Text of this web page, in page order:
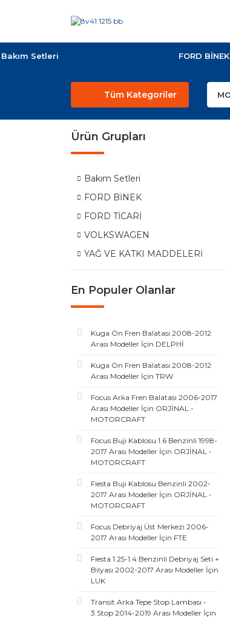
Bakım Setleri FORD BİNEK
Tüm Kategoriler
Ürün Grupları
Bakım Setleri
FORD BİNEK
FORD TİCARİ
VOLKSWAGEN
YAĞ VE KATKI MADDELERİ
En Populer Olanlar
Kuga Ön Fren Balatası 2008-2012
Arası Modeller İçin DELPHİ
Kuga Ön Fren Balatası 2008-2012
Arası Modeller İçin TRW
Focus Arka Fren Balatası 2006-2017
Arası Modeller İçin ORJİNAL -
MOTORCRAFT
Focus Buji Kablosu 1.6 Benzinli 1998-
2017 Arası Modeller İçin ORJİNAL -
MOTORCRAFT
Fiesta Buji Kablosu Benzinli 2002-
2017 Arası Modeller İçin ORJİNAL -
MOTORCRAFT
Focus Debriyaj Üst Merkezi 2006-
2017 Arası Modeller İçin FTE
Fiesta 1.25-1.4 Benzinli Debriyaj Seti +
Bilyası 2002-2017 Arası Modeller İçin
LUK
Transit Arka Tepe Stop Lambası -
3.Stop 2014-2019 Arası Modeller İçin